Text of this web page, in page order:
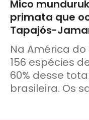
Mico
primata que
Tapajós-
Na América
156 espécies
60% desse
brasileira. Os